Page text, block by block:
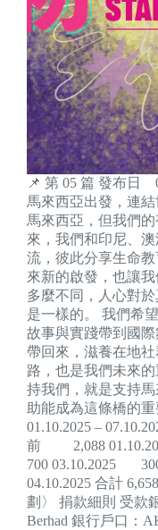
📌 第 05 篇 發布日
馬來西亞出發，連
馬來西亞，但我們
來，我們和印尼、
流，彼此分享生命
來新的啟發，也讓
多麼不同，人心對
是一樣的。 我們希
故事與實踐帶到國
帶回來，滋養在地
路，也是我們未來
持我們，就是支持
助能成為這條橋的
01.10.2025 –
前 2,088
700 03.10.2025
04.10.2025 合計
劃〉 捐款細則 受款
Berhad 銀行戶口：